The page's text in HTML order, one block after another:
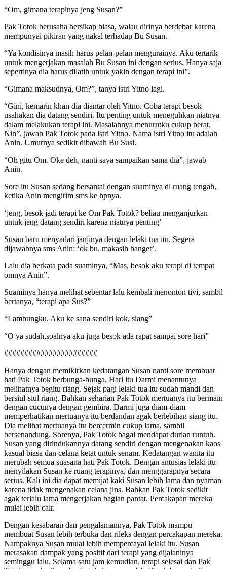
“Om, gimana terapinya jeng Susan?”
Pak Totok berusaha bersikap biasa, walau dirinya berdebar karena
mempunyai pikiran yang nakal terhadap Bu Susan.
“Ya kondisinya masih harus pelan-pelan mengurainya. Aku tertarik
untuk mengerjakan masalah Bu Susan ini dengan serius. Hanya saja
sepertinya dia harus dilatih untuk yakin dengan terapi ini”.
“Gimana maksudnya, Om?”, tanya istri Yitno lagi.
“Gini, kemarin khan dia diantar oleh Yitno. Coba terapi besok
usahakan dia datang sendiri. Itu penting untuk meneguhkan niatnya
dalam melakukan terapi ini. Masalahnya menurutku cukup berat,
Nin”, jawab Pak Totok pada istri Yitno. Nama istri Yitno itu adalah
Anin. Umurnya sedikit dibawah Bu Susi.
“Oh gitu Om. Oke deh, nanti saya sampaikan sama dia”, jawab
Anin.
Sore itu Susan sedang bersantai dengan suaminya di ruang tengah,
ketika Anin mengirim sms ke hpnya.
‘jeng, besok jadi terapi ke Om Pak Totok? beliau menganjurkan
untuk jeng datang sendiri karena niatnya penting’
Susan baru menyadari janjinya dengan lelaki tua itu. Segera
dijawabnya sms Anin: ‘ok bu. makasih banget’.
Lalu dia berkata pada suaminya, “Mas, besok aku terapi di tempat
omnya Anin”.
Suaminya hanya melihat sebentar lalu kembali menonton tivi, sambil
bertanya, “terapi apa Sus?”
“Lambungku. Aku ke sana sendiri kok, siang”
“O ya sudah,soalnya aku juga besok ada rapat sampai sore hari”
#######################
Hanya dengan memikirkan kedatangan Susan nanti sore membuat
hati Pak Totok berbunga-bunga. Hari itu Darmi menantunya
melihatnya begitu riang. Sejak pagi lelaki tua itu sudah mandi dan
bersiul-siul riang. Bahkan seharian Pak Totok mertuanya itu bermain
dengan cucunya dengan gembira. Darmi juga diam-diam
memperhatikan mertuanya itu berdandan agak berlebihan siang itu.
Dia melihat mertuanya itu bercermin cukup lama, sambil
bersenandung. Sorenya, Pak Totok bagai mendapat durian runtuh.
Susan yang dirindukannya datang sendiri dengan mengenakan kaos
kasual biasa dan celana ketat untuk senam. Kedatangan wanita itu
merubah semua suasana hati Pak Totok. Dengan antusias lelaki itu
menyilakan Susan ke ruang terapinya, dan menggarapnya secara
serius. Kali ini dia dapat memijat kaki Susan lebih lama dan nyaman
karena tidak mengenakan celana jins. Bahkan Pak Totok sedikit
agak terlalu lama mengerjakan bagian pantat. Percakapan mereka
mulai lebih cair.
Dengan kesabaran dan pengalamannya, Pak Totok mampu
membuat Susan lebih terbuka dan rileks dengan percakapan mereka.
Nampaknya Susan mulai lebih mempercayai lelaki itu. Susan
merasakan dampak yang positif dari terapi yang dijalaninya
seminggu lalu. Selama satu jam kemudian, terapi selesai dan Pak